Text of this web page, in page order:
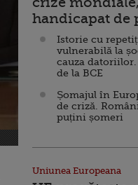
handicapat
Istorie cu
vulnerabilă la
cauza
de la BCE
Șomajul în
de criză.
puțini șomeri
Uniunea Europeana